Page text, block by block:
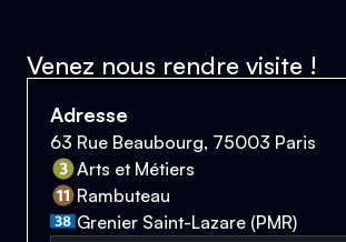
Venez nous rendre visite !
Adresse
63 Rue Beaubourg, 75003 Paris
Arts et Métiers
Rambuteau
Grenier Saint-Lazare (PMR)